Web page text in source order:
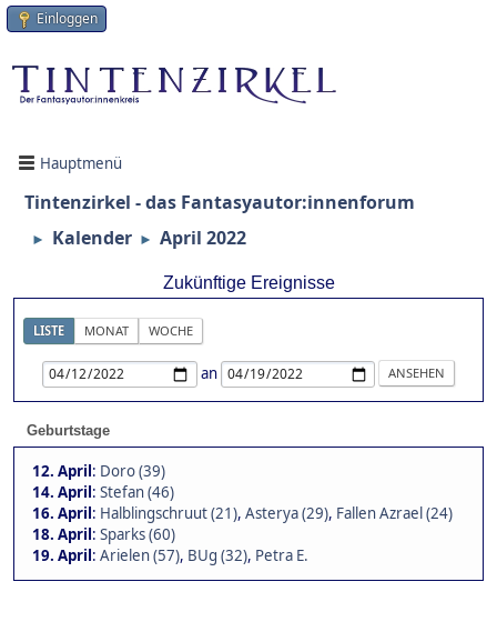
Einloggen
Hauptmenü
Tintenzirkel - das Fantasyautor:innenforum
► Kalender ► April 2022
Zukünftige Ereignisse
LISTE MONAT WOCHE
an
Geburtstage
12. April: Doro (39)
14. April: Stefan (46)
16. April: Halblingschruut (21), Asterya (29), Fallen Azrael (24)
18. April: Sparks (60)
19. April: Arielen (57), BUg (32), Petra E.